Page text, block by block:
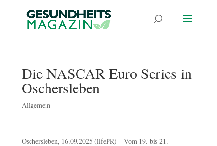
Die NASCAR Euro Series in
Oschersleben
Allgemein
Oschersleben, 16.09.2025 (lifePR) – Vom 19. bis 21.